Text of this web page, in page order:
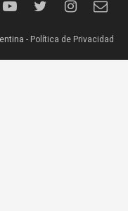
- Política de Privacidad